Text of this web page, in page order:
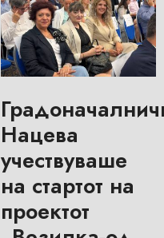
Нацева
учествуваше
на стартот на
проектот